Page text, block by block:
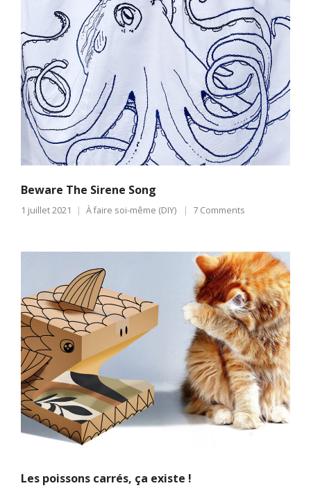
Beware The Sirene Song
1 juillet 2021 À faire soi-même (DIY) 7 Comments
Les poissons carrés, ça existe !